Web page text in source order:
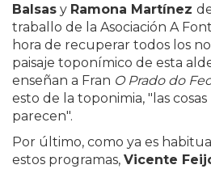
Balsas y Ramona Martínez
traballo de la Asociación A
hora de recuperar todos los
paisaje toponímico de esta
enseñan a Fran O Prado do
esto de la toponimia, "las
parecen".
Por último, como ya es
estos programas, Vicente